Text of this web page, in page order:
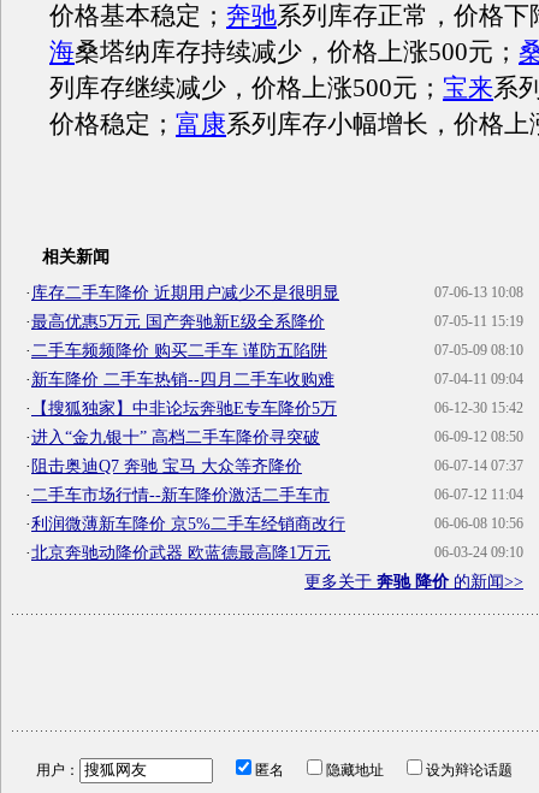
价格基本稳定； 奔驰系列库存正常，价格下
海桑塔纳库存持续减少，价格上涨500元；
列库存继续减少，价格上涨500元； 宝来系
价格稳定； 富康系列库存小幅增长，价格上
相关新闻
07-06-13 10:08
· 库存二手车降价 近期用户减少不是很明显
07-05-11 15:19
·最高优惠5万元 国产奔驰新E级全系降价
07-05-09 08:10
· 二手车频频降价 购买二手车 谨防五陷阱
07-04-11 09:04
·新车降价 二手车热销--四月二手车收购难
06-12-30 15:42
· 【搜狐独家】中非论坛奔驰E专车降价5万
06-09-12 08:50
·进入“金九银十” 高档二手车降价寻突破
06-07-14 07:37
· 阻击奥迪Q7 奔驰 宝马 大众等齐降价
06-07-12 11:04
· 二手车市场行情--新车降价激活二手车市
06-06-08 10:56
·利润微薄新车降价 京5%二手车经销商改行
06-03-24 09:10
·北京奔驰动降价武器 欧蓝德最高降1万元
更多关于 奔驰 降价的新闻>>
用户： 匿名 隐藏地址
设为辩论话题